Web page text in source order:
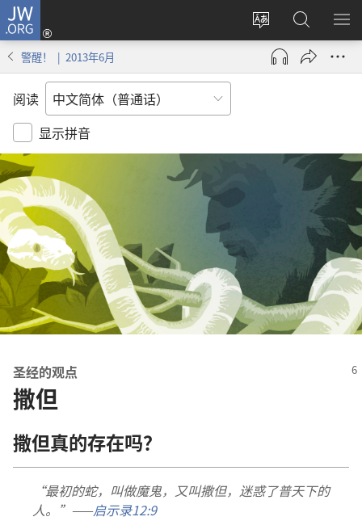
JW.ORG
更
改
网
登
录
（打
搜
索
JW.ORG
显
警醒！ | 2013年6月
阅读
显示拼音
圣经的观点
撒但
撒但真的存在吗？
“最初的蛇， 叫做魔鬼， 又叫撒但， 迷惑了普天下的
人。”——启示录12:9